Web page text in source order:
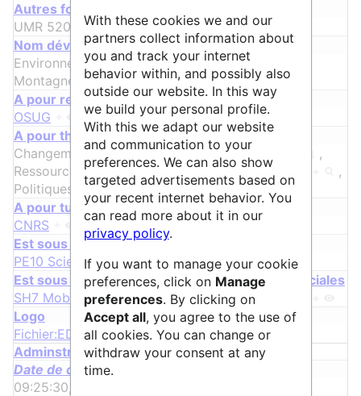
Autres formes du nom
UMR 5204+
Nom développé ᵖ
Environnements Dynamiques et Territoires de
Montagne +
A pour relation
OSUG
A pour thématique
Changements environnementaux et sociétés
,
Ressources et Patrimoines + ,Épistémologie
,
Politiques
+ etEspaces de montagnes+
A pour tutelle
CNRS
etUniversité Savoie Mont Blanc
Est sous discipline de Sciences & Technologies
PE10 Sciences du Système Terre +
Est sous discipline de Sciences Humaines & Sociales
SH7 Mobilité humaine, environnement et espace
Logo
Fichier:EDYTEM.jpg +
Adminstrative properties
Date de création
09:25:30, 2 mars 2022
With these cookies we and our
partners collect information about
you and track your internet
behavior within, and possibly also
outside our website. In this way
we build your personal profile.
With this we adapt our website
and communication to your
preferences. We can also show
targeted advertisements based on
your recent internet behavior. You
can read more about it in our
privacy policy.
If you want to manage your cookie
preferences, click on Manage
preferences. By clicking on
Accept all, you agree to the use of
all cookies. You can change or
withdraw your consent at any
time.